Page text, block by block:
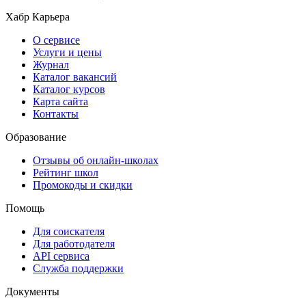
Хабр Карьера
О сервисе
Услуги и цены
Журнал
Каталог вакансий
Каталог курсов
Карта сайта
Контакты
Образование
Отзывы об онлайн-школах
Рейтинг школ
Промокоды и скидки
Помощь
Для соискателя
Для работодателя
API сервиса
Служба поддержки
Документы